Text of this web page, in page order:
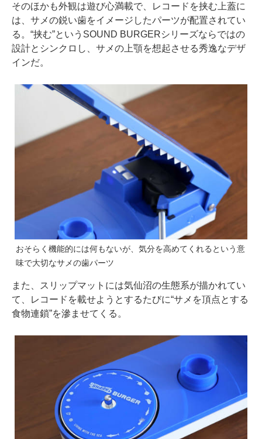
そのほかも外観は遊び心満載で、レコードを挟む上蓋に
は、サメの鋭い歯をイメージしたパーツが配置されてい
る。“挟む”というSOUND BURGERシリーズならではの
設計とシンクロし、サメの上顎を想起させる秀逸なデザ
インだ。
おそらく機能的には何もないが、気分を高めてくれるという意
味で大切なサメの歯パーツ
また、スリップマットには気仙沼の生態系が描かれてい
て、レコードを載せようとするたびに“サメを頂点とする
食物連鎖”を滲ませてくる。